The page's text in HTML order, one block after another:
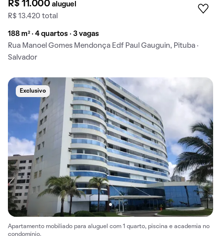
R$ 11.000aluguel
R$ 13.420 total
188 m² · 4 quartos · 3 vagas
Rua Manoel Gomes Mendonça Edf Paul Gauguin, Pituba ·
Salvador
Exclusivo
Apartamento mobiliado para aluguel com 1 quarto, piscina e academia no
condomínio.